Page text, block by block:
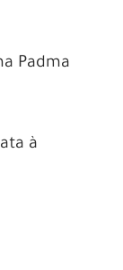
Padma
à